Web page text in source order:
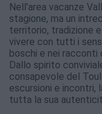
Nell’area vacanze
stagione, ma un
territorio, tradizione
vivere con tutti i
boschi e nei racconti
Dallo spirito
consapevole del
escursioni e incontri,
tutta la sua